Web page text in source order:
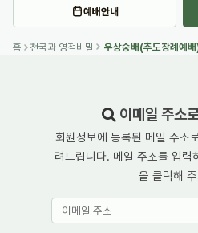
예배안내
홈 천국과 영적비밀 우상숭배(추도장례예
이메일 주소
회원정보에 등록된 메일 주소
려드립니다. 메일 주소를 입
을 클릭해